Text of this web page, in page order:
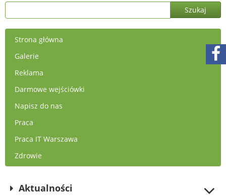
Strona główna
Galerie
Reklama
Darmowe wejściówki
Napisz do nas
Praca
Praca IT Warszawa
Zdrowie
Aktualności